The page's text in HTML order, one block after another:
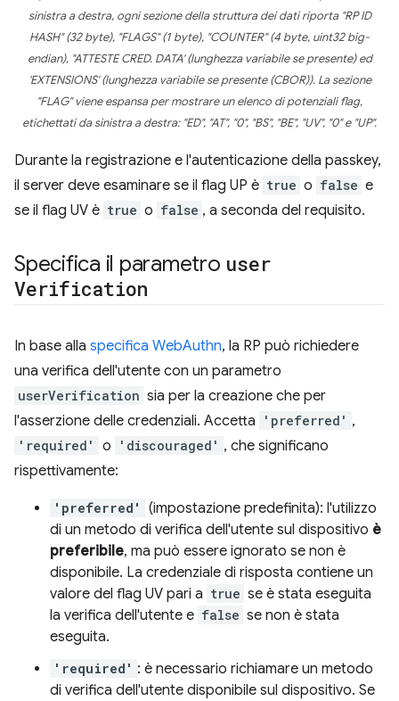
sinistra a destra, ogni sezione della struttura dei dati riporta "RP ID
HASH" (32 byte), "FLAGS" (1 byte), "COUNTER" (4 byte, uint32 big-
endian), "ATTESTE CRED. DATA' (lunghezza variabile se presente) ed
'EXTENSIONS' (lunghezza variabile se presente (CBOR)). La sezione
"FLAG" viene espansa per mostrare un elenco di potenziali flag,
etichettati da sinistra a destra: "ED", "AT", "0", "BS", "BE", "UV", "0" e "UP".
Durante la registrazione e l'autenticazione della passkey,
il server deve esaminare se il flag UP è true o false e
se il flag UV è true o false , a seconda del requisito.
Specifica il parametro user
Verification
In base alla specifica WebAuthn, la RP può richiedere
una verifica dell'utente con un parametro
userVerification sia per la creazione che per
l'asserzione delle credenziali. Accetta
'preferred' ,
'required' o 'discouraged' , che significano
rispettivamente:
'preferred'
(impostazione predefinita): l'utilizzo
di un metodo di verifica dell'utente sul dispositivo è
preferibile, ma può essere ignorato se non è
disponibile. La credenziale di risposta contiene un
valore del flag UV pari a true se è stata eseguita
la verifica dell'utente e false se non è stata
eseguita.
'required' : è necessario richiamare un metodo
di verifica dell'utente disponibile sul dispositivo. Se